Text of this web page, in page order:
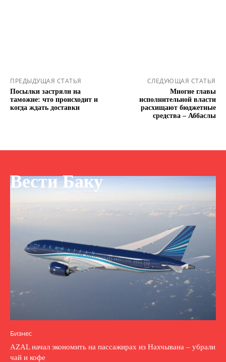
ПРЕДЫДУЩАЯ СТАТЬЯ
Посылки застряли на
таможне: что происходит и
когда ждать доставки
СЛЕДУЮЩАЯ СТАТЬЯ
Многие главы
исполнительной власти
расхищают бюджетные
средства – Аббаслы
Вести Баку
Бизнес
AZAL начал экономить на пассажирах из Нахчывана – убрали
чай и кофе